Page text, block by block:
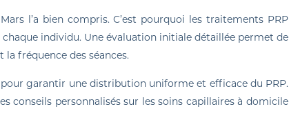
l’a bien compris. C’est pourquoi les traitements PRP
individu. Une évaluation initiale détaillée permet de
fréquence des séances.
garantir une distribution uniforme et efficace du PRP.
conseils personnalisés sur les soins capillaires à domicile